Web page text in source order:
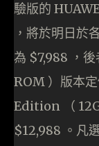
驗版的
，將於明日於
為 $7,988 ，
ROM ）版本
Edition （
$12,988 。凡